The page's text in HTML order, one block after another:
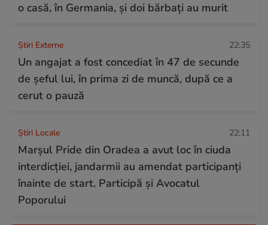
o casă, în Germania, și doi bărbați au murit
Știri Externe 22:35
Un angajat a fost concediat în 47 de secunde
de șeful lui, în prima zi de muncă, după ce a
cerut o pauză
Știri Locale 22:11
Marșul Pride din Oradea a avut loc în ciuda
interdicției, jandarmii au amendat participanți
înainte de start. Participă și Avocatul
Poporului